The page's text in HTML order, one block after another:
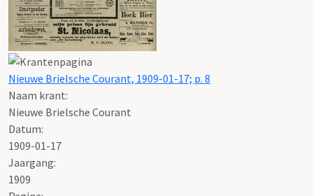
Nieuwe Brielsche Courant, 1909-01-17; p. 8
Naam krant:
Nieuwe Brielsche Courant
Datum:
1909-01-17
Jaargang:
1909